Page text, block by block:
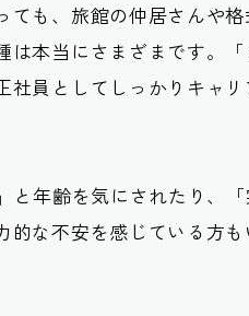
も、旅館の仲居さんや
本当にさまざまです。
員としてしっかりキャ
年齢を気にされたり、
な不安を感じている方